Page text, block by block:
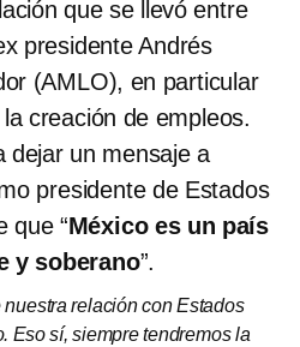
que se llevó entre
presidente Andrés
(AMLO), en particular
creación de empleos.
dejar un mensaje a
presidente de Estados
que “México es un país
y soberano”.
nuestra relación con Estados
Eso sí, siempre tendremos la